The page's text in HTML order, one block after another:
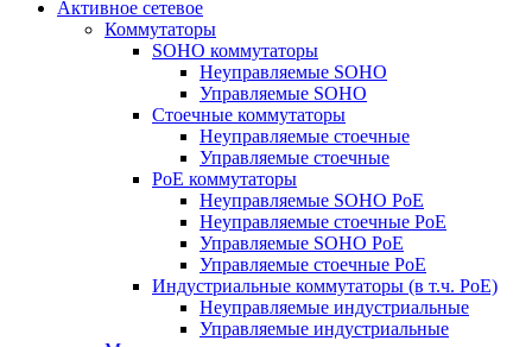
Активное сетевое
Коммутаторы
SOHO коммутаторы
Неуправляемые SOHO
Управляемые SOHO
Стоечные коммутаторы
Неуправляемые стоечные
Управляемые стоечные
PoE коммутаторы
Неуправляемые SOHO PoE
Неуправляемые стоечные PoE
Управляемые SOHO PoE
Управляемые стоечные PoE
Индустриальные коммутаторы (в т.ч. РоЕ)
Неуправляемые индустриальные
Управляемые индустриальные